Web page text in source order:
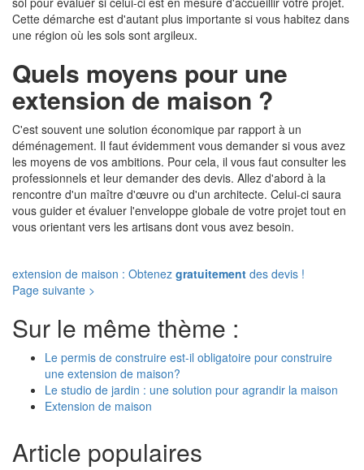
Cette démarche est d'autant plus importante si vous habitez dans
une région où les sols sont argileux.
Quels moyens pour une
extension de maison ?
C'est souvent une solution économique par rapport à un
déménagement. Il faut évidemment vous demander si vous avez
les moyens de vos ambitions. Pour cela, il vous faut consulter les
professionnels et leur demander des devis. Allez d'abord à la
rencontre d'un maître d'œuvre ou d'un architecte. Celui-ci saura
vous guider et évaluer l'enveloppe globale de votre projet tout en
vous orientant vers les artisans dont vous avez besoin.
extension de maison : Obtenez gratuitement des devis !
Page suivante >
Sur le même thème :
Le permis de construire est-il obligatoire pour construire
une extension de maison?
Le studio de jardin : une solution pour agrandir la maison
Extension de maison
Article populaires